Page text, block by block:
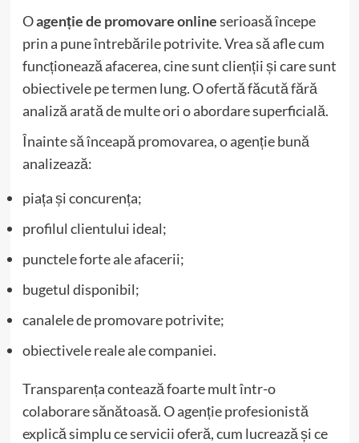
Oagenție de promovare onlineserioasă începe
prin a pune întrebările potrivite. Vrea să afle cum
funcționează afacerea, cine sunt clienții și care sunt
obiectivele pe termen lung. O ofertă făcută fără
analiză arată de multe ori o abordare superficială.
Înainte să înceapă promovarea, o agenție bună
analizează:
piața și concurența;
profilul clientului ideal;
punctele forte ale afacerii;
bugetul disponibil;
canalele de promovare potrivite;
obiectivele reale ale companiei.
Transparența contează foarte mult într-o
colaborare sănătoasă. O agenție profesionistă
explică simplu ce servicii oferă, cum lucrează și ce